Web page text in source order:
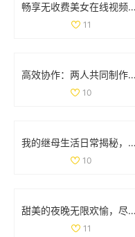
畅享无收费美女在线视频聊天平台，随时随地与心仪对象互动
11
高效协作：两人共同制作PPT的最佳软件推荐与使用方法
10
我的继母生活日常揭秘，带你走进小后妈的精彩世界
10
甜美的夜晚无限欢愉，尽享每一天的幸福时光
11